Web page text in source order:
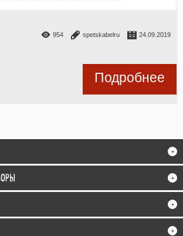
954 spetskabelru 24.09.2019
Подробнее
+
+
+
+